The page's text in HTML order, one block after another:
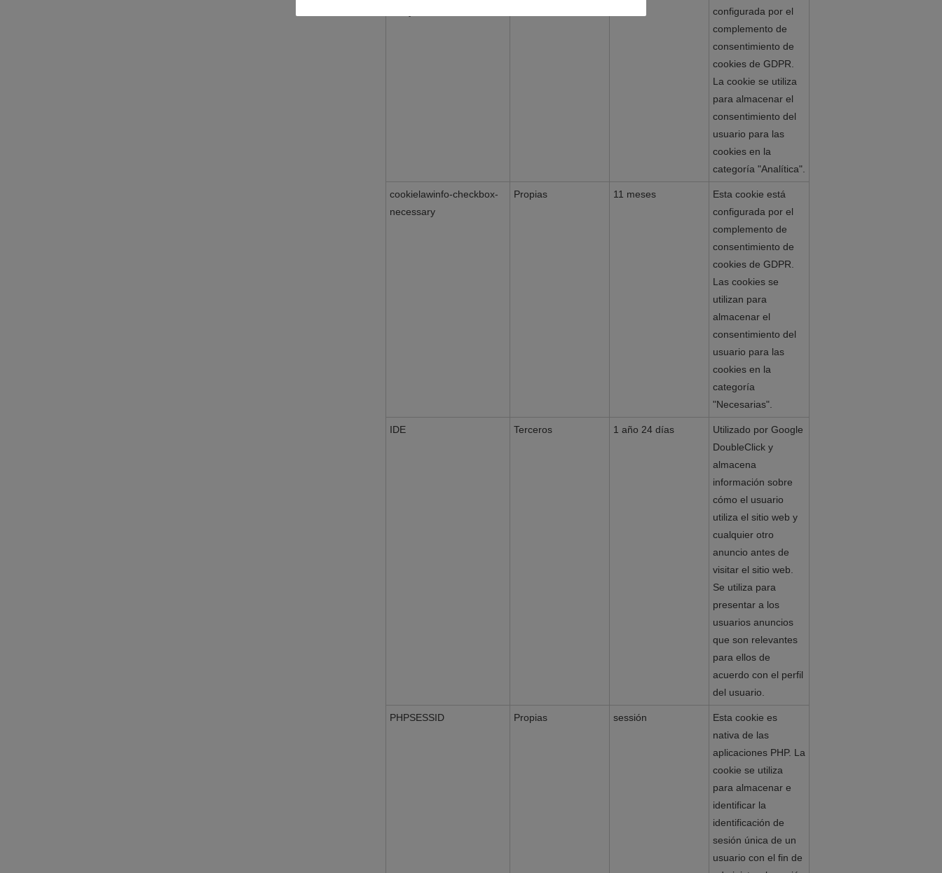
configurada por el
complemento de
consentimiento de
cookies de GDPR.
La cookie se utiliza
para almacenar el
consentimiento del
usuario para las
cookies en la
categoría "Analítica".
cookielawinfo-checkbox-
necessary
Propias 11 meses
Esta cookie está
configurada por el
complemento de
consentimiento de
cookies de GDPR.
Las cookies se
utilizan para
almacenar el
consentimiento del
usuario para las
cookies en la
categoría
"Necesarias".
IDE Terceros 1 año 24 días
Utilizado por Google
DoubleClick y
almacena
información sobre
cómo el usuario
utiliza el sitio web y
cualquier otro
anuncio antes de
visitar el sitio web.
Se utiliza para
presentar a los
usuarios anuncios
que son relevantes
para ellos de
acuerdo con el perfil
del usuario.
PHPSESSID Propias sessión
Esta cookie es
nativa de las
aplicaciones PHP. La
cookie se utiliza
para almacenar e
identificar la
identificación de
sesión única de un
usuario con el fin de